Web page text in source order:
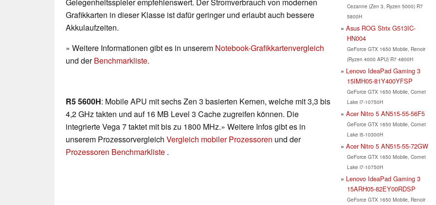
Gelegenheitsspieler empfehlenswert. Der Stromverbrauch von modernen
Grafikkarten in dieser Klasse ist dafür geringer und erlaubt auch bessere
Akkulaufzeiten.
» Weitere Informationen gibt es in unserem Notebook-Grafikkartenvergleich
und derBenchmarkliste.
R5 5600H: Mobile APU mit sechs Zen 3 basierten Kernen, welche mit 3,3 bis
4,2 GHz takten und auf 16 MB Level 3 Cache zugreifen können. Die
integrierte Vega 7 taktet mit bis zu 1800 MHz.» Weitere Infos gibt es in
unserem Prozessorvergleich Vergleich mobiler Prozessoren und der
Prozessoren Benchmarkliste .
Cezanne (Zen 3, Ryzen 5000) R7
5800H
Asus ROG Strix G513IC-
HN004
GeForce GTX 1650 Mobile, Renoir
(Ryzen 4000 APU) R7 4800H
Lenovo IdeaPad Gaming 3
15IMH05-81Y400YFSP
GeForce GTX 1650 Mobile, Comet
Lake i7-10750H
Acer Nitro 5 AN515-55-56F5
GeForce GTX 1650 Mobile, Comet
Lake i5-10300H
Acer Nitro 5 AN515-55-72GW
GeForce GTX 1650 Mobile, Comet
Lake i7-10750H
Lenovo IdeaPad Gaming 3
15ARH05-82EY00RDSP
GeForce GTX 1650 Mobile, Renoir